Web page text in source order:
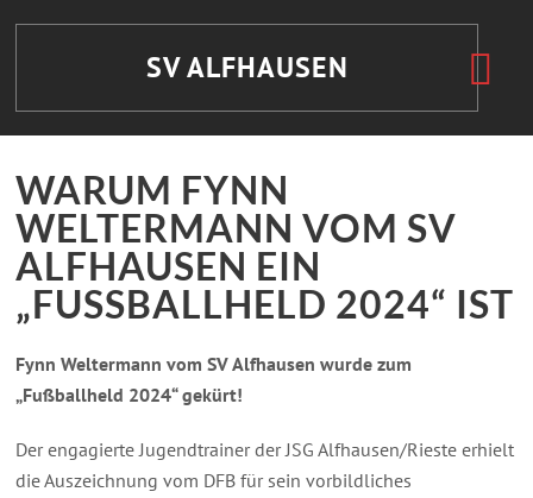
SVALFHAUSEN
WARUM FYNN
WELTERMANN VOM SV
ALFHAUSEN EIN
„FUSSBALLHELD 2024“ IST
Fynn Weltermann vom SV Alfhausen wurde zum
„Fußballheld 2024“ gekürt!
Der engagierte Jugendtrainer der JSG Alfhausen/Rieste erhielt
die Auszeichnung vom DFB für sein vorbildliches